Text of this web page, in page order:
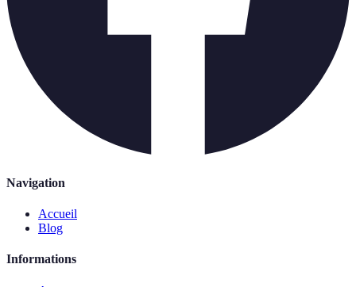
Navigation
Accueil
Blog
Informations